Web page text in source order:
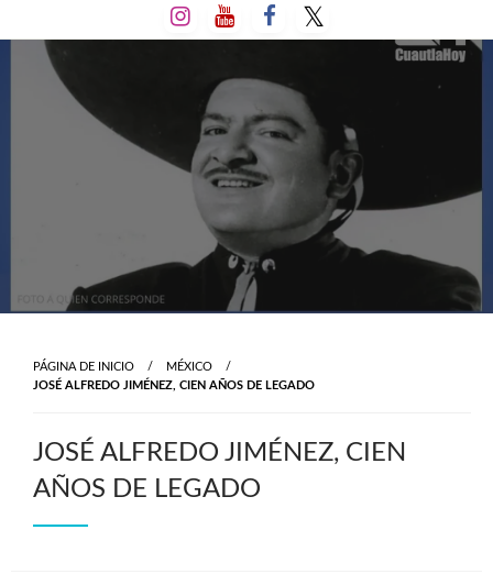
al
contenido
PÁGINA DE INICIO
MÉXICO
JOSÉ ALFREDO JIMÉNEZ, CIEN AÑOS DE LEGADO
JOSÉ ALFREDO JIMÉNEZ, CIEN
AÑOS DE LEGADO